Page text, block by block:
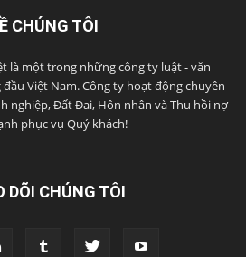
CHÚNG TÔI
là một trong những công ty luật - văn
Việt Nam. Công ty hoạt động chuyên
nghiệp, Đất Đai, Hôn nhân và Thu hồi nợ
phục vụ Quý khách!
DÕI CHÚNG TÔI